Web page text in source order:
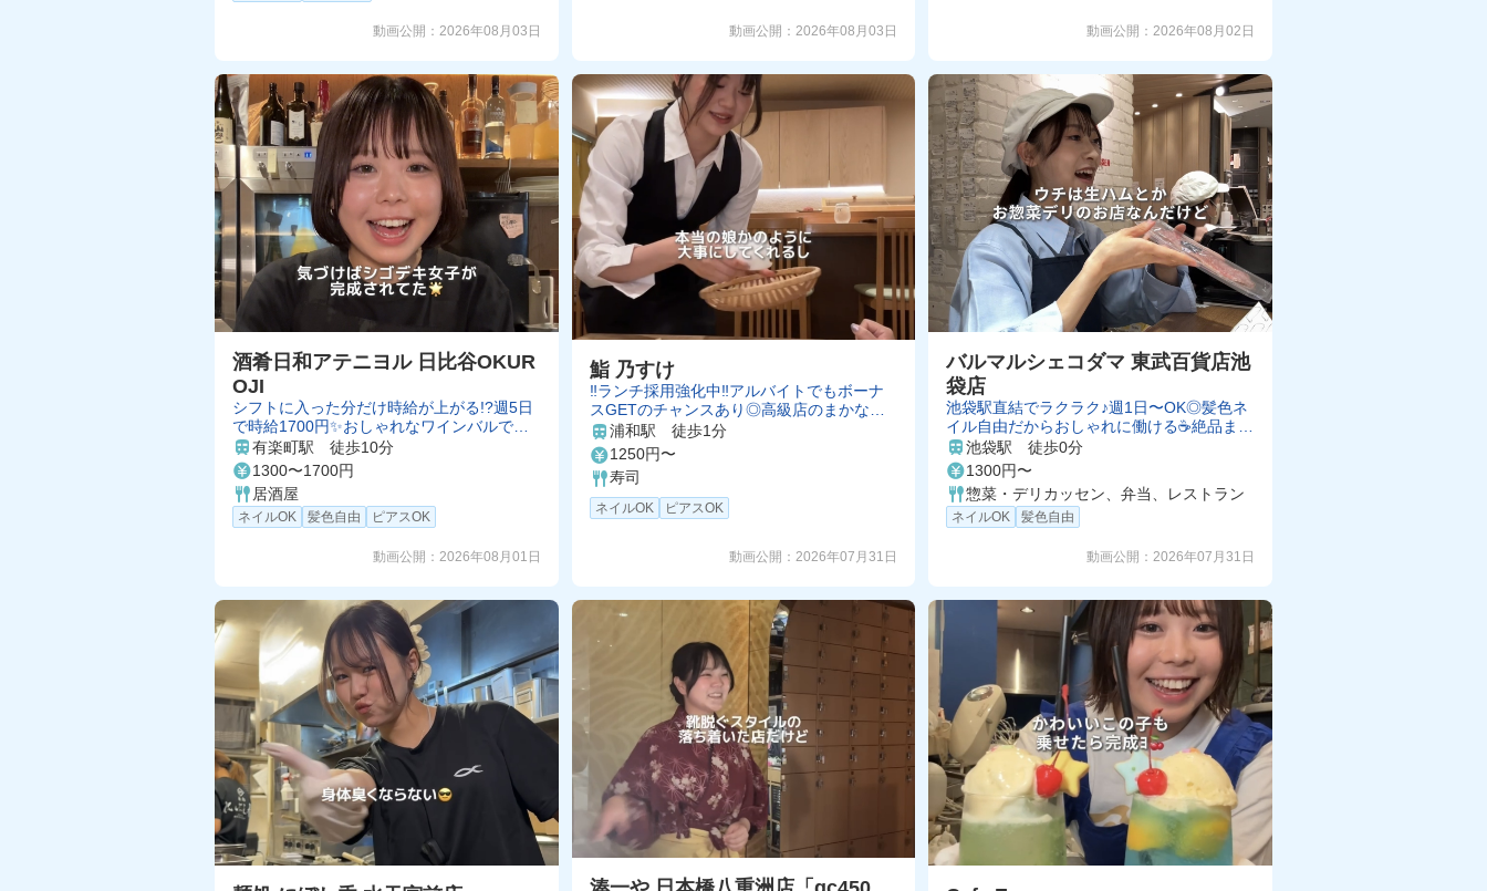
動画公開： 2026年08月03日 動画公開： 2026年08月03日 動画公開： 2026年08月02日
酒肴日和アテニヨル 日比谷OKUR
OJI
シフトに入った分だけ時給が上がる!?週5日
で時給1700円✨おしゃれなワインバルでガ
ッツリ稼げます◎
有楽町駅 徒歩10分
1300〜1700円
居酒屋
ネイルOK 髪色自由 ピアスOK
動画公開： 2026年08月01日
鮨 乃すけ
‼️ランチ採用強化中‼️アルバイトでもボーナ
スGETのチャンスあり◎高級店のまかない
や接客スキルもGETだぜ！✨️
浦和駅 徒歩1分
1250円〜
寿司
ネイルOK ピアスOK
動画公開： 2026年07月31日
バルマルシェコダマ 東武百貨店池
袋店
池袋駅直結でラクラク♪週1日〜OK◎髪色ネ
イル自由だからおしゃれに働ける☕️絶品まか
ない＆好きなドリンク飲めます🎵
池袋駅 徒歩0分
1300円〜
惣菜・デリカッセン、弁当、レストラン
ネイルOK 髪色自由
動画公開： 2026年07月31日